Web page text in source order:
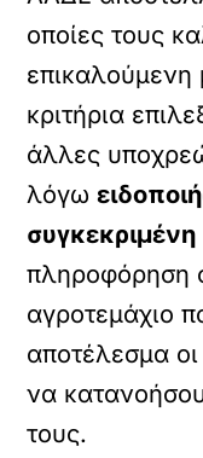
οποίες τους
κριτήρια
άλλες
λόγω
συγκεκριμένη
πληροφόρηση
αγροτεμάχιο
αποτέλεσμα
να
τους.